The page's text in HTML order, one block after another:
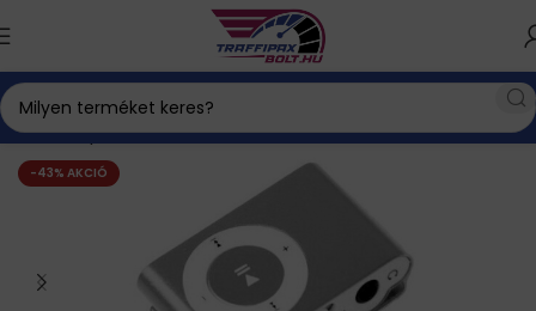
Kezdőlap Háztartás és életmód Szabadidő
-43% AKCIÓ